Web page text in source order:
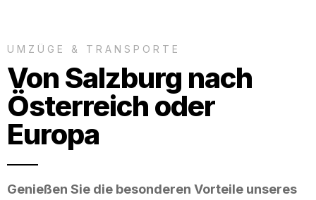
UMZÜGE & TRANSPORTE
Von Salzburg nach
Österreich oder
Europa
Genießen Sie die besonderen Vorteile unseres